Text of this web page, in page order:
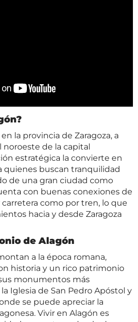
la provincia de Zaragoza, a
noroeste de la capital
estratégica la convierte en
quienes buscan tranquilidad
de una gran ciudad como
con buenas conexiones de
como por tren, lo que
hacia y desde Zaragoza
de Alagón
a la época romana,
historia y un rico patrimonio
monumentos más
Iglesia de San Pedro Apóstol y
se puede apreciar la
Vivir en Alagón es